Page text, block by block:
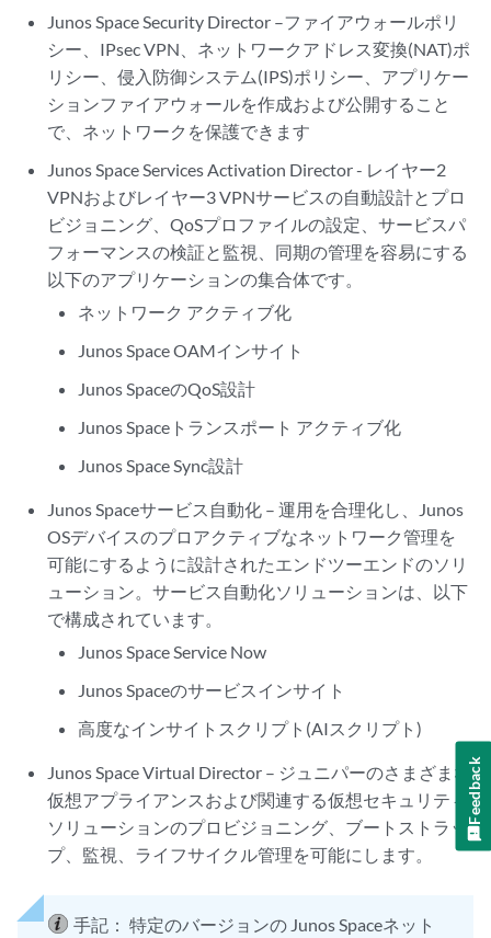
Junos Space Security Director –ファイアウォールポリ
シー、IPsec VPN、ネットワークアドレス変換(NAT)ポ
リシー、侵入防御システム(IPS)ポリシー、アプリケー
ションファイアウォールを作成および公開すること
で、ネットワークを保護できます
Junos Space Services Activation Director - レイヤー2
VPNおよびレイヤー3 VPNサービスの自動設計とプロ
ビジョニング、QoSプロファイルの設定、サービスパ
フォーマンスの検証と監視、同期の管理を容易にする
以下のアプリケーションの集合体です。
ネットワーク アクティブ化
Junos Space OAMインサイト
Junos SpaceのQoS設計
Junos Spaceトランスポート アクティブ化
Junos Space Sync設計
Junos Spaceサービス自動化 – 運用を合理化し、Junos
OSデバイスのプロアクティブなネットワーク管理を
可能にするように設計されたエンドツーエンドのソリ
ューション。サービス自動化ソリューションは、以下
で構成されています。
Junos Space Service Now
Junos Spaceのサービスインサイト
高度なインサイトスクリプト(AIスクリプト)
Junos Space Virtual Director – ジュニパーのさまざまな
仮想アプライアンスおよび関連する仮想セキュリティ
ソリューションのプロビジョニング、ブートストラッ
プ、監視、ライフサイクル管理を可能にします。
手記： 特定のバージョンの Junos Spaceネット
Feedback